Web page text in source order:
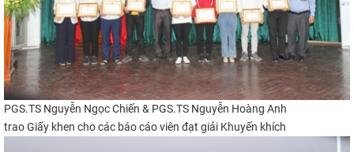
PGS.TS Nguyễn Ngọc Chiến & PGS.TS Nguyễn Hoàng Anh
trao Giấy khen cho các báo cáo viên đạt giải Khuyến khích